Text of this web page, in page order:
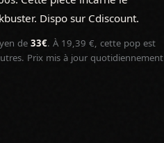
Dispo sur Cdiscount.
de 33€. À 19,39 €, cette pop est
Prix mis à jour quotidiennement